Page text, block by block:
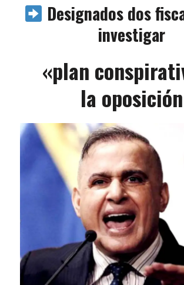
Designados dos
investigar
«plan
la oposición